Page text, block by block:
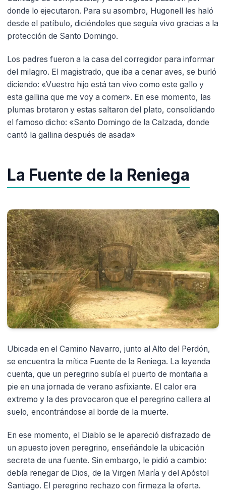
donde lo ejecutaron. Para su asombro, Hugonell les haló
desde el patíbulo, diciéndoles que seguía vivo gracias a la
protección de Santo Domingo.
Los padres fueron a la casa del corregidor para informar
del milagro. El magistrado, que iba a cenar aves, se burló
diciendo: «Vuestro hijo está tan vivo como este gallo y
esta gallina que me voy a comer». En ese momento, las
plumas brotaron y estas saltaron del plato, consolidando
el famoso dicho: «Santo Domingo de la Calzada, donde
cantó la gallina después de asada»
La Fuente de la Reniega
Ubicada en el Camino Navarro, junto al Alto del Perdón,
se encuentra la mítica Fuente de la Reniega. La leyenda
cuenta, que un peregrino subía el puerto de montaña a
pie en una jornada de verano asfixiante. El calor era
extremo y la des provocaron que el peregrino callera al
suelo, encontrándose al borde de la muerte.
En ese momento, el Diablo se le apareció disfrazado de
un apuesto joven peregrino, enseñándole la ubicación
secreta de una fuente. Sin embargo, le pidió a cambio:
debía renegar de Dios, de la Virgen María y del Apóstol
Santiago. El peregrino rechazo con firmeza la oferta.